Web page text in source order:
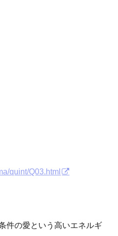
quint/Q03.html
件の愛という高いエネルギ